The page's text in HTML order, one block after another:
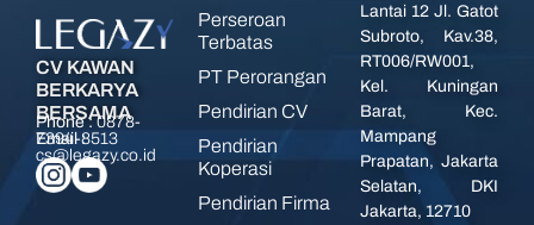
CV KAWAN
BERKARYA
BERSAMA
Phone :0878-
7394-8513
Email :
cs@legazy.co.id
Perseroan
Terbatas
PT Perorangan
Pendirian CV
Pendirian
Koperasi
Pendirian Firma
Lantai 12 Jl. Gatot
Subroto, Kav.38,
RT006/RW001,
Kel. Kuningan
Barat, Kec.
Mampang
Prapatan, Jakarta
Selatan, DKI
Jakarta, 12710